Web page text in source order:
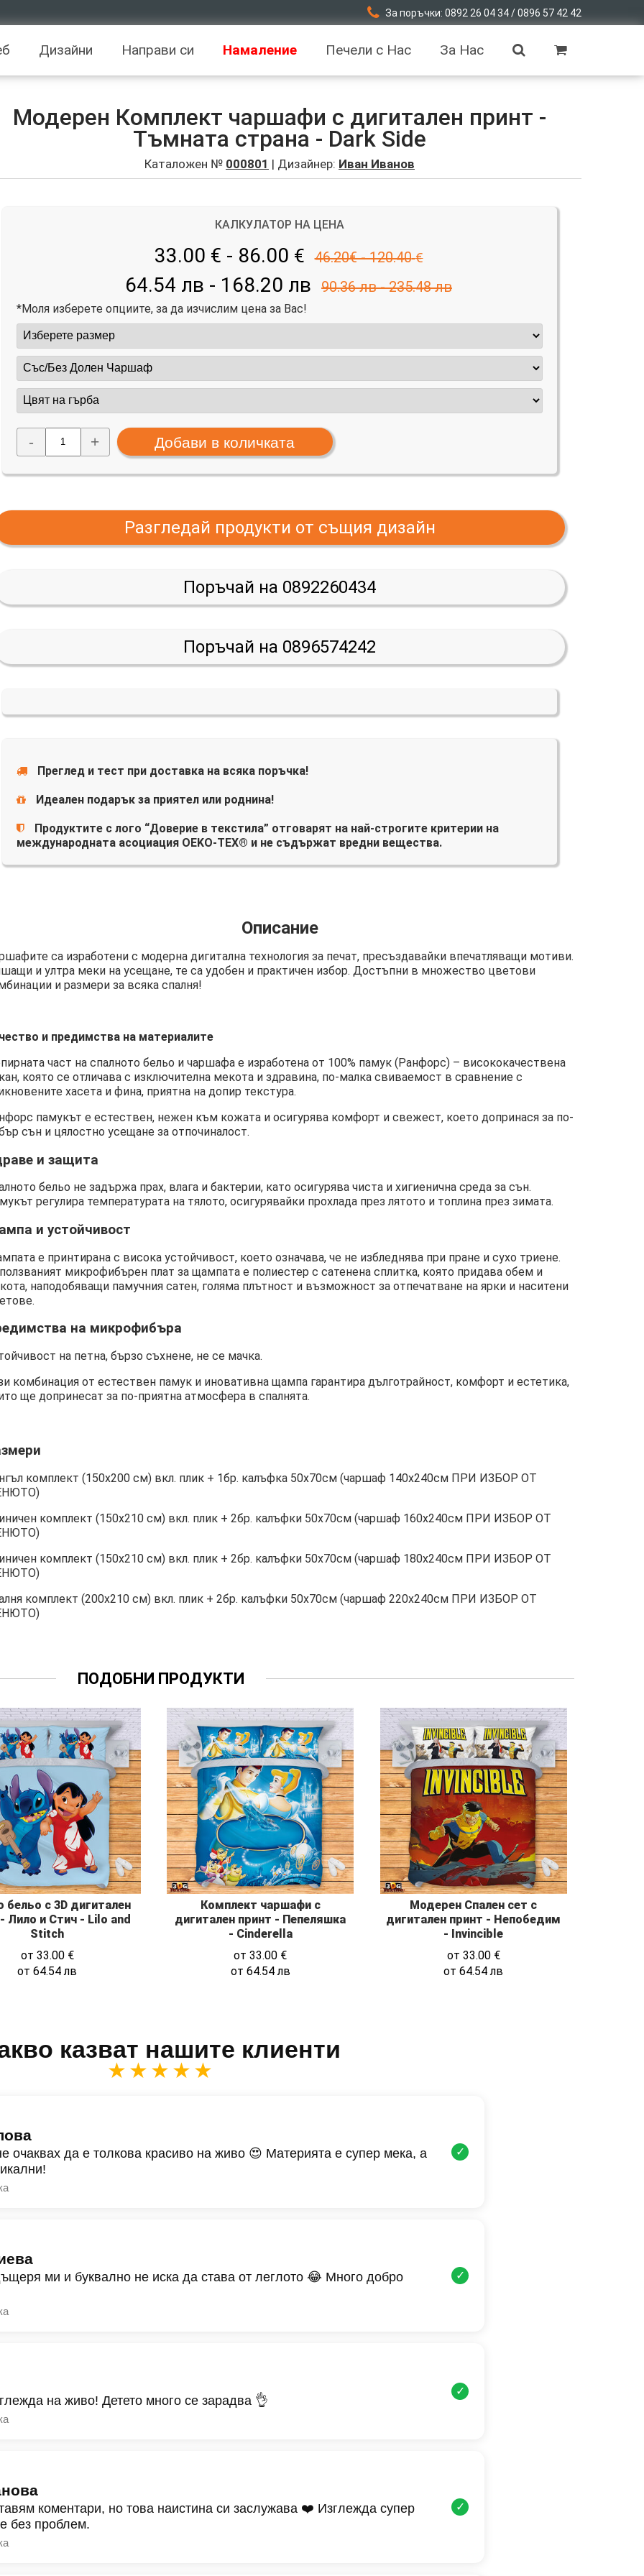
За поръчки: 0892 26 04 34 / 0896 57 42 42
Дизайни Направи си Намаление Печели с Нас За Нас
Модерен Комплект чаршафи с дигитален принт -
Тъмната страна - Dark Side
Каталожен № 000801 | Дизайнер: Иван Иванов
КАЛКУЛАТОР НА ЦЕНА
33.00 € - 86.00 € 46.20€ - 120.40 €
64.54 лв - 168.20 лв 90.36 лв - 235.48 лв
*Моля изберете опциите, за да изчислим цена за Вас!
- +
Разгледай продукти от същия дизайн
Поръчай на 0892260434
Поръчай на 0896574242
Преглед и тест при доставка на всяка поръчка!
Идеален подарък за приятел или роднина!
Продуктите с лого “Доверие в текстила” отговарят на най-строгите критерии на
международната асоциация OEKO-TEX® и не съдържат вредни вещества.
Описание
са изработени с модерна дигитална технология за печат, пресъздавайки впечатляващи мотиви.
и ултра меки на усещане, те са удобен и практичен избор. Достъпни в множество цветови
и размери за всяка спалня!
и предимства на материалите
част на спалното бельо и чаршафа е изработена от 100% памук (Ранфорс) – висококачествена
която се отличава с изключителна мекота и здравина, по-малка свиваемост в сравнение с
хасета и фина, приятна на допир текстура.
памукът е естествен, нежен към кожата и осигурява комфорт и свежест, което допринася за по-
сън и цялостно усещане за отпочиналост.
и защита
бельо не задържа прах, влага и бактерии, като осигурява чиста и хигиенична среда за сън.
регулира температурата на тялото, осигурявайки прохлада през лятото и топлина през зимата.
и устойчивост
е принтирана с висока устойчивост, което означава, че не избледнява при пране и сухо триене.
микрофибърен плат за щампата е полиестер с сатенена сплитка, която придава обем и
наподобяващи памучния сатен, голяма плътност и възможност за отпечатване на ярки и наситени
на микрофибъра
на петна, бързо съхнене, не се мачка.
комбинация от естествен памук и иновативна щампа гарантира дълготрайност, комфорт и естетика,
ще допринесат за по-приятна атмосфера в спалнята.
комплект (150х200 см) вкл. плик + 1бр. калъфка 50х70см (чаршаф 140х240см ПРИ ИЗБОР ОТ
комплект (150х210 см) вкл. плик + 2бр. калъфки 50х70см (чаршаф 160х240см ПРИ ИЗБОР ОТ
комплект (150х210 см) вкл. плик + 2бр. калъфки 50х70см (чаршаф 180х240см ПРИ ИЗБОР ОТ
комплект (200х210 см) вкл. плик + 2бр. калъфки 50х70см (чаршаф 220х240см ПРИ ИЗБОР ОТ
ПОДОБНИ ПРОДУКТИ
бельо с 3D дигитален
Лило и Стич - Lilo and
Stitch
от 33.00 €
от64.54лв
Комплект чаршафи с
дигитален принт - Пепеляшка
- Cinderella
от33.00 €
от 64.54 лв
Модерен Спален сет с
дигитален принт - Непобедим
- Invincible
от 33.00 €
от64.54лв
казват нашите клиенти
★★★★★
очаквах да е толкова красиво на живо 😍 Материята е супер мека, а
✓
ми и буквално не иска да става от леглото 😂 Много добро ✓
на живо! Детето много се зарадва 👌
✓
коментари, но това наистина си заслужава ❤️ Изглежда супер
без проблем.
✓